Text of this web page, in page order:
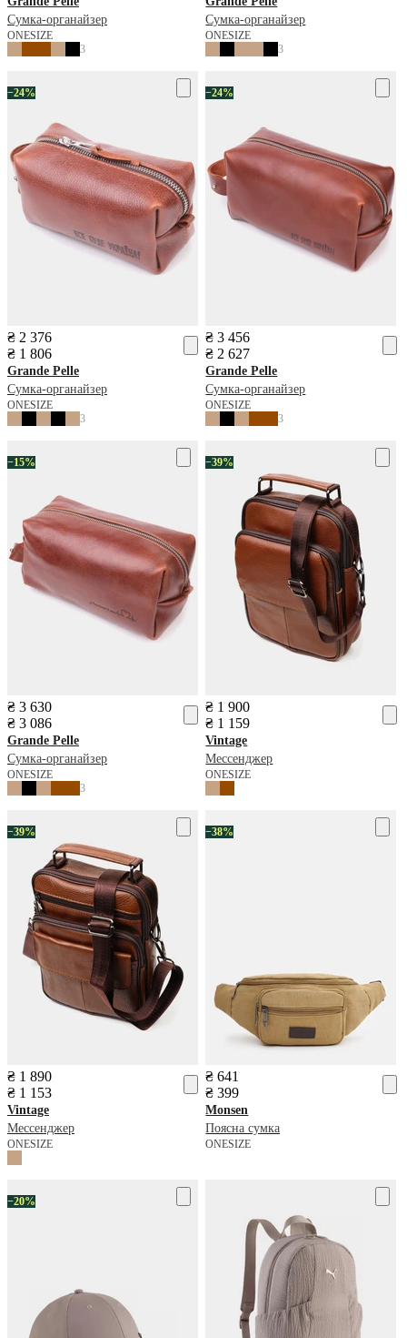
Сумка-органайзер
ONESIZE
3
Сумка-органайзер
ONESIZE
3
−24%
₴ 2 376
₴ 1 806
Grande Pelle
Сумка-органайзер
ONESIZE
3
−24%
₴ 3 456
₴ 2 627
Grande Pelle
Сумка-органайзер
ONESIZE
3
−15%
₴ 3 630
₴ 3 086
Grande Pelle
Сумка-органайзер
ONESIZE
3
−39%
₴ 1 900
₴ 1 159
Vintage
Мессенджер
ONESIZE
−39%
₴ 1 890
₴ 1 153
Vintage
Мессенджер
ONESIZE
−38%
₴ 641
₴ 399
Monsen
Поясна сумка
ONESIZE
−20%